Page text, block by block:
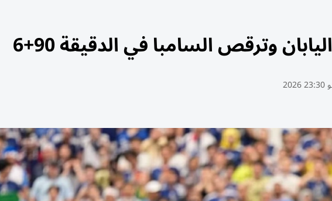
وترقص السامبا في الدقيقة 90+6